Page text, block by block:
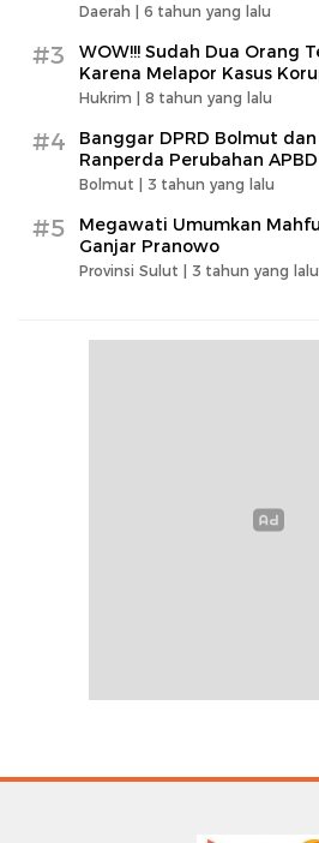
Daerah | 6 tahun yang lalu
#3
WOW!!! Sudah Dua Orang
Karena Melapor Kasus
Hukrim | 8 tahun yang lalu
#4
Banggar DPRD Bolmut
Ranperda Perubahan
Bolmut | 3 tahun yang lalu
#5
Megawati Umumkan
Ganjar Pranowo
Provinsi Sulut | 3 tahun yang lalu